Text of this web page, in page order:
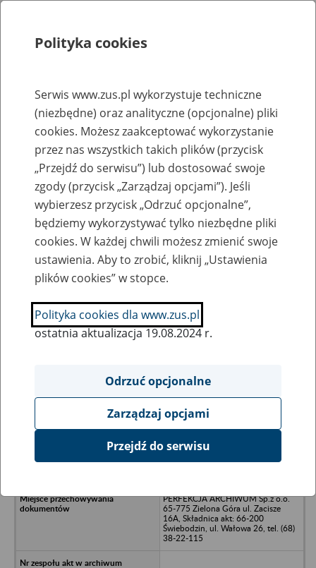
Rejestry, ewidencje i archiwa
Baza zlikwidowanych lub
przekształconych zakładów pracy
Nazwa zakładu pracy:
SZUKAJ
Ukryj wszystkie pozycje bazy
TRAKT Spółka z o.o./n68-300
PERFEKCJA ARCHIWUM Sp.z o.o.
65-775 Zielona Góra ul. Zacisze
16A, Składnica akt: 66-200
Świebodzin, ul. Wałowa 26, tel. (68)
38-22-115
Polityka cookies
Serwis www.zus.pl wykorzystuje techniczne
(niezbędne) oraz analityczne (opcjonalne) pliki
cookies. Możesz zaakceptować wykorzystanie
przez nas wszystkich takich plików (przycisk
„Przejdź do serwisu”) lub dostosować swoje
zgody (przycisk „Zarządzaj opcjami”). Jeśli
wybierzesz przycisk „Odrzuć opcjonalne”,
będziemy wykorzystywać tylko niezbędne pliki
cookies. W każdej chwili możesz zmienić swoje
ustawienia. Aby to zrobić, kliknij „Ustawienia
plików cookies” w stopce.
Polityka cookies dla www.zus.pl
ostatnia aktualizacja 19.08.2024 r.
Odrzuć opcjonalne
Zarządzaj opcjami
Przejdź do serwisu